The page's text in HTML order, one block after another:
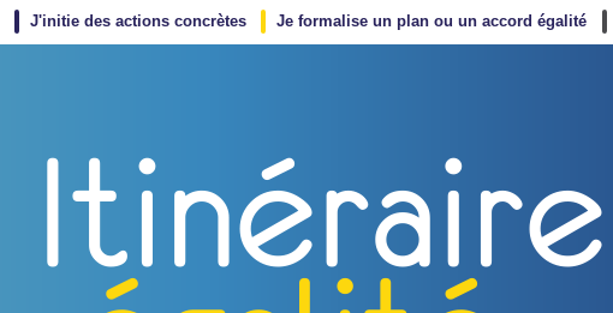
J'initie des actions concrètes Je formalise un plan ou un accord égalité